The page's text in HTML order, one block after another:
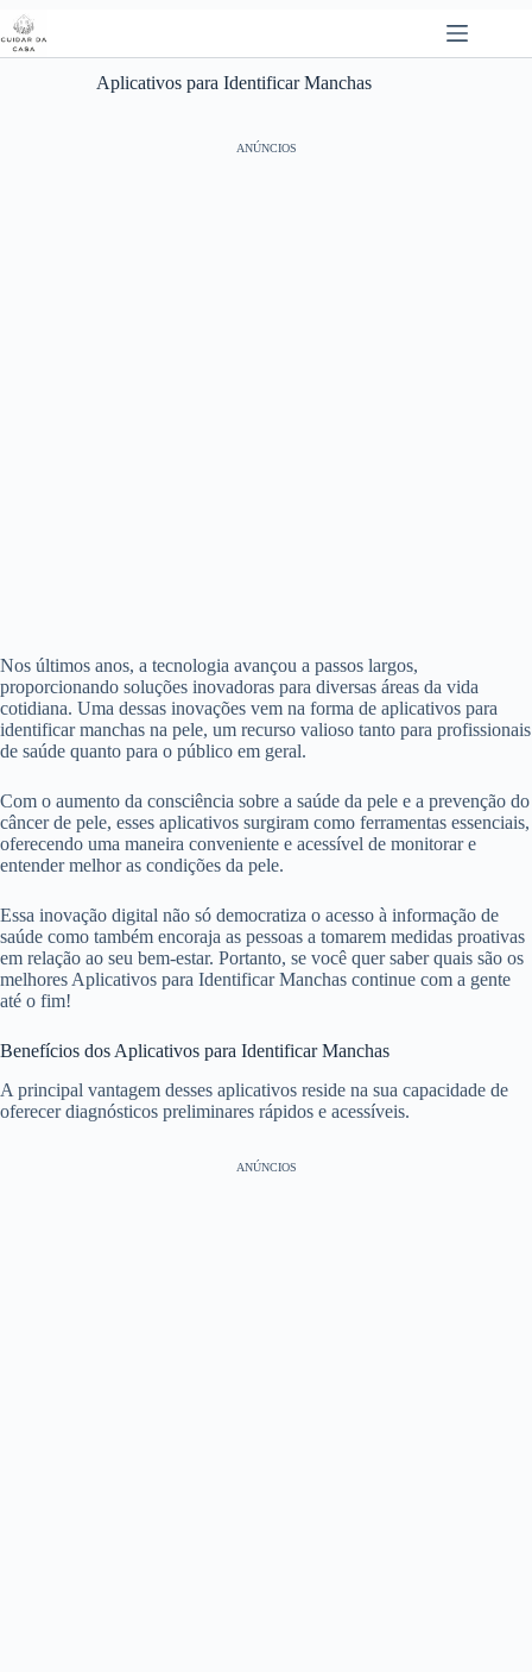
Pular
para
o
Aplicativos para Identificar Manchas
ANÚNCIOS
Nos últimos anos, a tecnologia avançou a passos largos,
proporcionando soluções inovadoras para diversas áreas da vida
cotidiana. Uma dessas inovações vem na forma de aplicativos para
identificar manchas na pele, um recurso valioso tanto para profissionais
de saúde quanto para o público em geral.
Com o aumento da consciência sobre a saúde da pele e a prevenção do
câncer de pele, esses aplicativos surgiram como ferramentas essenciais,
oferecendo uma maneira conveniente e acessível de monitorar e
entender melhor as condições da pele.
Essa inovação digital não só democratiza o acesso à informação de
saúde como também encoraja as pessoas a tomarem medidas proativas
em relação ao seu bem-estar. Portanto, se você quer saber quais são os
melhores Aplicativos para Identificar Manchas continue com a gente
até o fim!
Benefícios dos Aplicativos para Identificar Manchas
A principal vantagem desses aplicativos reside na sua capacidade de
oferecer diagnósticos preliminares rápidos e acessíveis.
ANÚNCIOS